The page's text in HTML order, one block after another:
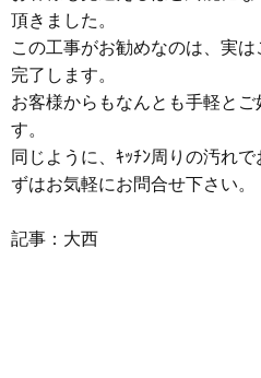
頂きました。
この工事がお勧めなのは、実
完了します。
お客様からもなんとも手軽とご
す。
同じように、ｷｯﾁﾝ周りの汚れ
ずはお気軽にお問合せ下さい。
記事：大西